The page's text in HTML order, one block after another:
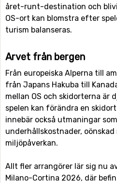
året-runt-destination och
OS-ort kan blomstra efter
turism balanseras.
Arvet från bergen
Från europeiska Alperna till
från Japans Hakuba till
mellan OS och skidorterna är
spelen kan förändra en
innebär också utmaningar
underhållskostnader,
miljöpåverkan.
Allt fler arrangörer lär sig nu
Milano-Cortina 2026, där